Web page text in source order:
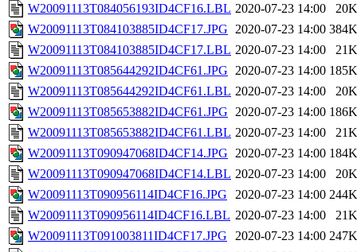
W20091113T084056193ID4CF16.LBL 2020-07-23 14:00
20K
W20091113T084103885ID4CF17.JPG 2020-07-23 14:00 384K
W20091113T084103885ID4CF17.LBL 2020-07-23 14:00
21K
W20091113T085644292ID4CF61.JPG 2020-07-23 14:00 185K
W20091113T085644292ID4CF61.LBL 2020-07-23 14:00
20K
W20091113T085653882ID4CF61.JPG 2020-07-23 14:00 186K
W20091113T085653882ID4CF61.LBL 2020-07-23 14:00
21K
W20091113T090947068ID4CF14.JPG 2020-07-23 14:00 184K
W20091113T090947068ID4CF14.LBL 2020-07-23 14:00
20K
W20091113T090956114ID4CF16.JPG
2020-07-23 14:00 244K
W20091113T090956114ID4CF16.LBL 2020-07-23 14:00
21K
W20091113T091003811ID4CF17.JPG
2020-07-23 14:00 247K